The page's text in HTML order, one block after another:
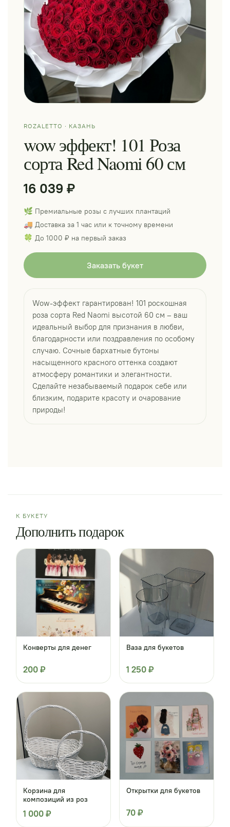
ROZALETTO · КАЗАНЬ
wow эффект! 101 Роза
сорта Red Naomi 60 см
16 039 ₽
🌿 Премиальные розы с лучших плантаций
🚚 Доставка за 1 час или к точному времени
🍀 До 1000 ₽ на первый заказ
Заказать букет
Wow-эффект гарантирован! 101 роскошная
роза сорта Red Naomi высотой 60 см – ваш
идеальный выбор для признания в любви,
благодарности или поздравления по особому
случаю. Сочные бархатные бутоны
насыщенного красного оттенка создают
атмосферу романтики и элегантности.
Сделайте незабываемый подарок себе или
близким, подарите красоту и очарование
природы!
К БУКЕТУ
Дополнить подарок
Конверты для денег
200 ₽
Ваза для букетов
1 250 ₽
Корзина для
композиций из роз
1 000 ₽
Открытки для букетов
70 ₽